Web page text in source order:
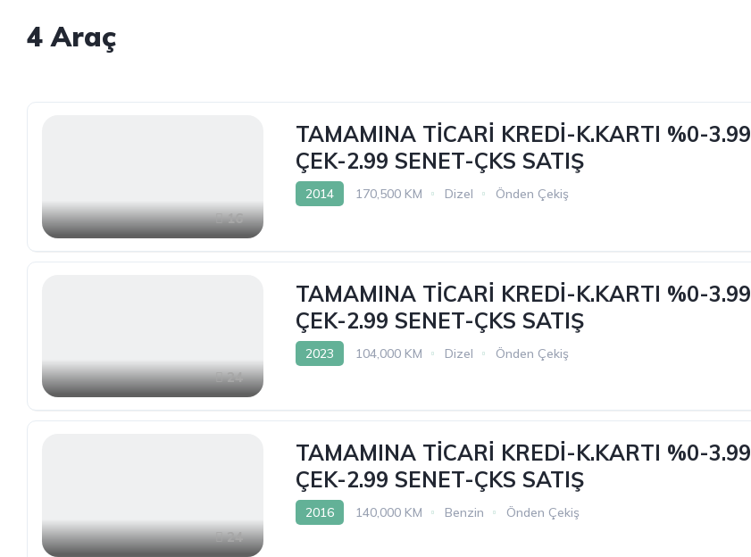
4 Araç
16
TAMAMINA TİCARİ KREDİ-K.KARTI %0-3.99
ÇEK-2.99 SENET-ÇKS SATIŞ
2014 170,500 KM Dizel Önden Çekiş
24
TAMAMINA TİCARİ KREDİ-K.KARTI %0-3.99
ÇEK-2.99 SENET-ÇKS SATIŞ
2023 104,000 KM Dizel Önden Çekiş
24
TAMAMINA TİCARİ KREDİ-K.KARTI %0-3.99
ÇEK-2.99 SENET-ÇKS SATIŞ
2016 140,000 KM Benzin Önden Çekiş